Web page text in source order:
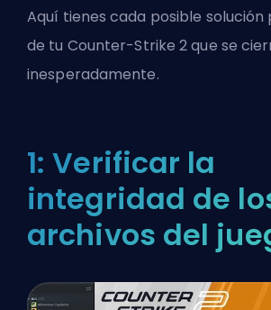
Aquí tienes cada posible solución
de tu Counter-Strike 2que se
inesperadamente.
1: Verificar la
integridad de
archivos del